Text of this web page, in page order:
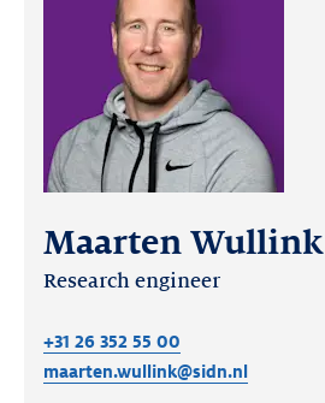
Maarten Wullink
Research engineer
+31 26 352 55 00
maarten.wullink@sidn.nl